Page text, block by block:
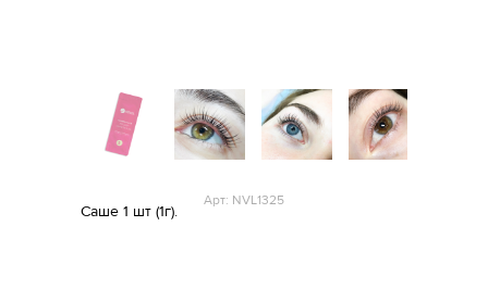
Арт: NVL1325
Саше 1 шт (1г).